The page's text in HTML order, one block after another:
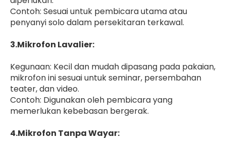
Contoh: Sesuai untuk pembicara utama atau
penyanyi solo dalam persekitaran terkawal.
3.Mikrofon Lavalier:
Kegunaan: Kecil dan mudah dipasang pada pakaian,
mikrofon ini sesuai untuk seminar, persembahan
teater, dan video.
Contoh: Digunakan oleh pembicara yang
memerlukan kebebasan bergerak.
4.Mikrofon Tanpa Wayar: